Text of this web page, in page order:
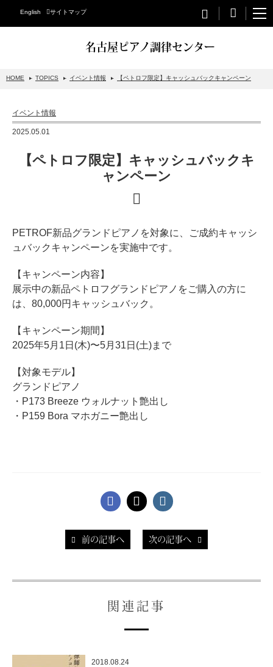
English サイトマップ
名古屋ピアノ調律センター
スタインウェイについて
アップライトピアノ
ベヒシュタイングランドピアノ
ベヒシュタインアップライトピアノ
ホフマングランドピアノ
ホフマンアップライトピアノ
ピアノクリーニングと引越し
HOME TOPICS イベント情報 【ペトロフ限定】キャッシュバックキャンペーン
イベント情報
2025.05.01
【ペトロフ限定】キャッシュバックキ
ャンペーン
PETROF新品グランドピアノを対象に、ご成約キャッシ
ュバックキャンペーンを実施中です。
【キャンペーン内容】
展示中の新品ペトロフグランドピアノをご購入の方に
は、80,000円キャッシュバック。
【キャンペーン期間】
2025年5月1日(木)〜5月31日(土)まで
【対象モデル】
グランドピアノ
・P173 Breeze ウォルナット艶出し
・P159 Bora マホガニー艶出し
前の記事へ 次の記事へ
関連記事
2018.08.24